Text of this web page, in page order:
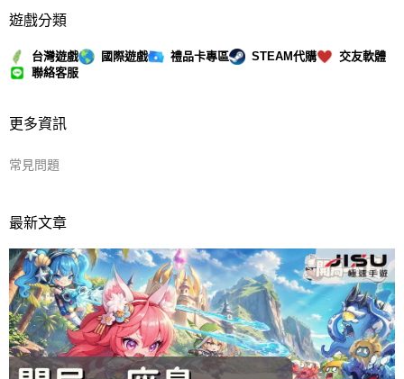
遊戲分類
台灣遊戲 國際遊戲 禮品卡專區 STEAM代購
交友軟體
聯絡客服
更多資訊
常見問題
最新文章